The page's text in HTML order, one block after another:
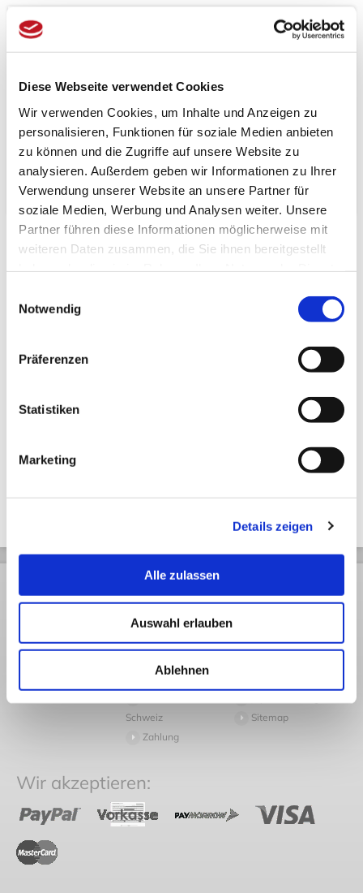
Diese Webseite verwendet Cookies
Wir verwenden Cookies, um Inhalte und Anzeigen zu
personalisieren, Funktionen für soziale Medien anbieten
zu können und die Zugriffe auf unsere Website zu
analysieren. Außerdem geben wir Informationen zu Ihrer
Verwendung unserer Website an unsere Partner für
soziale Medien, Werbung und Analysen weiter. Unsere
Partner führen diese Informationen möglicherweise mit
weiteren Daten zusammen, die Sie ihnen bereitgestellt
Notwendig
Präferenzen
Statistiken
Marketing
Details zeigen
Alle zulassen
Auswahl erlauben
Ablehnen
Produktinformationen "Räucherstäbchen
Spezifikationen
Breite:
10 cm
Höhe:
4 cm
Gewicht:
100 g
Verpackungs­volumen:
2,97 dm³
Zuletzt angesehen
Rechtliches
Datenschutz
Kundendienst
Rückversand
Volumengewicht
Versand
Schweiz
Zahlung
Informationen
Arbeiten bei
Sitemap
Wir akzeptieren: